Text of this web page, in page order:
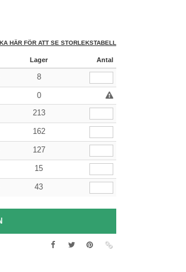
HÄR FÖR ATT SE STORLEKSTABELL
Lager Antal
8
0
213
162
127
15
43